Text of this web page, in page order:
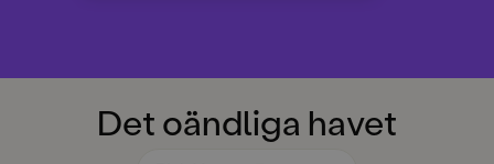
Det oändliga havet